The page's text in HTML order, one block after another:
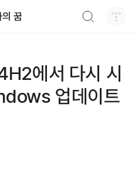
꿈
에서 다시 시
업데이트